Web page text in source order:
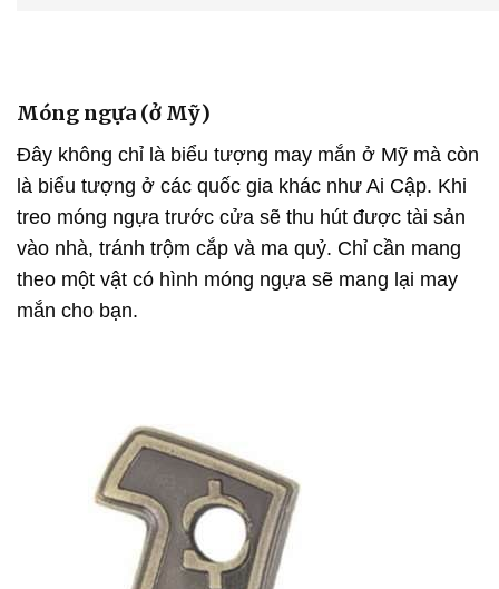
Móng ngựa (ở Mỹ)
Đây không chỉ là biểu tượng may mắn ở Mỹ mà còn
là biểu tượng ở các quốc gia khác như Ai Cập. Khi
treo móng ngựa trước cửa sẽ thu hút được tài sản
vào nhà, tránh trộm cắp và ma quỷ. Chỉ cần mang
theo một vật có hình móng ngựa sẽ mang lại may
mắn cho bạn.